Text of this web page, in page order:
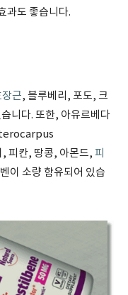
과도 좋습니다.
근, 블루베리, 포도, 크
니다. 또한, 아유르베다
피칸, 땅콩, 아몬드, 피
이 소량 함유되어 있습